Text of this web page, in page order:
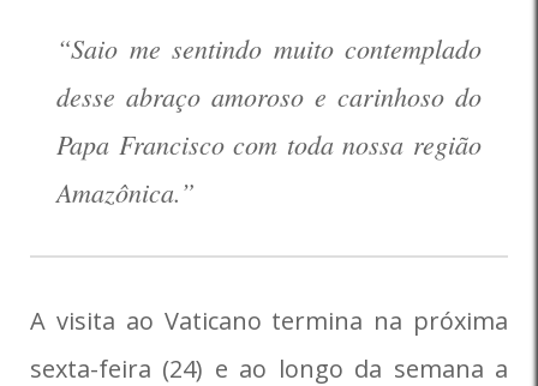
“Saio me sentindo muito contemplado
desse abraço amoroso e carinhoso do
Papa Francisco com toda nossa região
Amazônica.”
A visita ao Vaticano termina na próxima
sexta-feira (24) e ao longo da semana a